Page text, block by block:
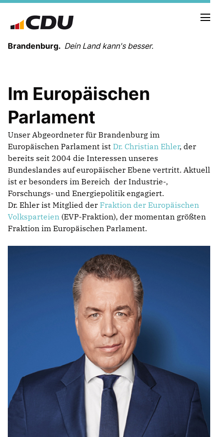
Brandenburg. Dein Land kann's besser.
TERMINE
LANDESVORSTAND
LANDESGESCHÄFTSSTELLE
ORGANISATION
KREISVERBÄNDE
VEREINIGUNGEN UND SONDERORGANISATIONEN
LANDESFACHAUSSCHÜSSE
SATZUNG
PARTEIGESCHICHTE
PARTEIGERICHT
IN DER LANDESREGIERUNG
IM BUNDESTAG
IM EUROPÄISCHEN PARLAMENT
NEWSLETTER ABONNIEREN
BILDER
PROGRAMME
WICHTIGE BESCHLÜSSE DER CDU BRANDENBURG
75 JAHRE CDU BRANDENBURG
PRESSE
SPENDEN
Mitglied werden
Im Europäischen
Parlament
Unser Abgeordneter für Brandenburg im
Europäischen Parlament ist Dr. Christian Ehler, der
bereits seit 2004 die Interessen unseres
Bundeslandes auf europäischer Ebene vertritt. Aktuell
ist er besonders im Bereich der Industrie-,
Forschungs- und Energiepolitik engagiert.
Dr. Ehler ist Mitglied der Fraktion der Europäischen
Volksparteien (EVP-Fraktion), der momentan größten
Fraktion im Europäischen Parlament.